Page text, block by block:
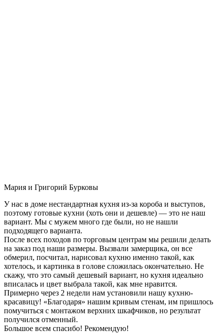
Мария и Григорий Бурковы
У нас в доме нестандартная кухня из-за короба и выступов,
поэтому готовые кухни (хоть они и дешевле) — это не наш
вариант. Мы с мужем много где были, но не нашли
подходящего варианта.
После всех походов по торговым центрам мы решили делать
на заказ под наши размеры. Вызвали замерщика, он все
обмерил, посчитал, нарисовал кухню именно такой, как
хотелось, и картинка в голове сложилась окончательно. Не
скажу, что это самый дешевый вариант, но кухня идеально
вписалась и цвет выбрала такой, как мне нравится.
Примерно через 2 недели нам установили нашу кухню-
красавицу! «Благодаря» нашим кривым стенам, им пришлось
помучиться с монтажом верхних шкафчиков, но результат
получился отменный.
Большое всем спасибо! Рекомендую!